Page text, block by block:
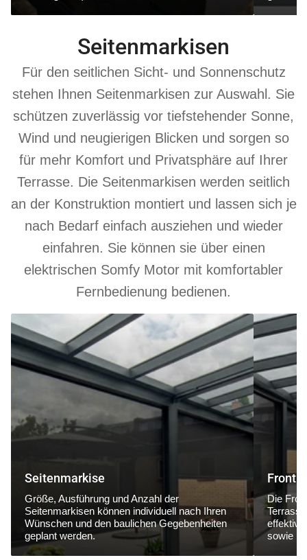
Seitenmarkisen
Für den seitlichen Sicht- und Sonnenschutz
stehen Ihnen Seitenmarkisen zur Auswahl. Sie
schützen zuverlässig vor tiefstehender Sonne,
Wind und neugierigen Blicken und sorgen so
für mehr Komfort und Privatsphäre auf Ihrer
Terrasse. Die Seitenmarkisen werden seitlich
an der Konstruktion montiert und lassen sich je
nach Bedarf einfach ausziehen und wieder
einfahren. Sie können sie über einen
elektrischen Somfy Motor mit komfortabler
Fernbedienung bedienen.
Seitenmarkise
Seitenmarkise
Größe, Ausführung und Anzahl der
Seitenmarkisen können individuell nach Ihren
Wünschen und den baulichen Gegebenheiten
geplant werden.
Die
sowie